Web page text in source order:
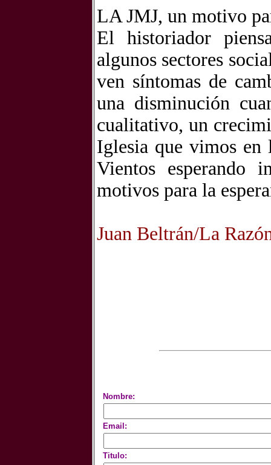
LA JMJ, un motivo
El historiador
algunos sectores
ven síntomas de
una disminución
cualitativo, un
Iglesia que vimos en
Vientos esperando
motivos para la
Juan Beltrán/La
Nombre:
Email:
Titulo: